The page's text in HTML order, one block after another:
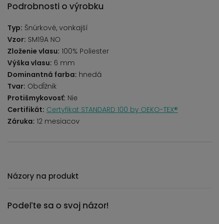
Podrobnosti o výrobku
Typ: Šnúrkové, vonkajší
Vzor: SM19A NO
Zloženie vlasu: 100% Poliester
Výška vlasu: 6 mm
Dominantná farba: hnedá
Tvar: Obdĺžnik
Protišmykovosť: Nie
Certifikát: Certyfikat STANDARD 100 by OEKO-TEX®
Záruka: 12 mesiacov
Názory na produkt
Podeľte sa o svoj názor!